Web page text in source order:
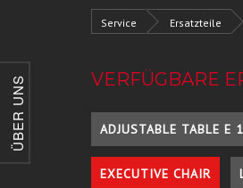
ÜBER UNS
Service Ersatzteile
VERFÜGBARE
ADJUSTABLE TABLE E
EXECUTIVE CHAIR